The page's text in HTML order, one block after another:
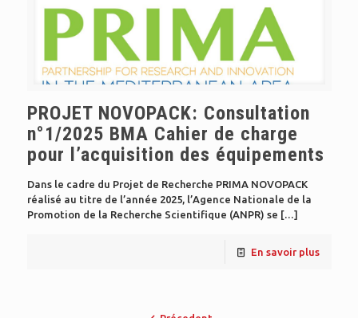
PROJET NOVOPACK: Consultation
n°1/2025 BMA Cahier de charge
pour l’acquisition des équipements
Dans le cadre du Projet de Recherche PRIMA NOVOPACK
réalisé au titre de l’année 2025, l’Agence Nationale de la
Promotion de la Recherche Scientifique (ANPR) se […]
En savoir plus